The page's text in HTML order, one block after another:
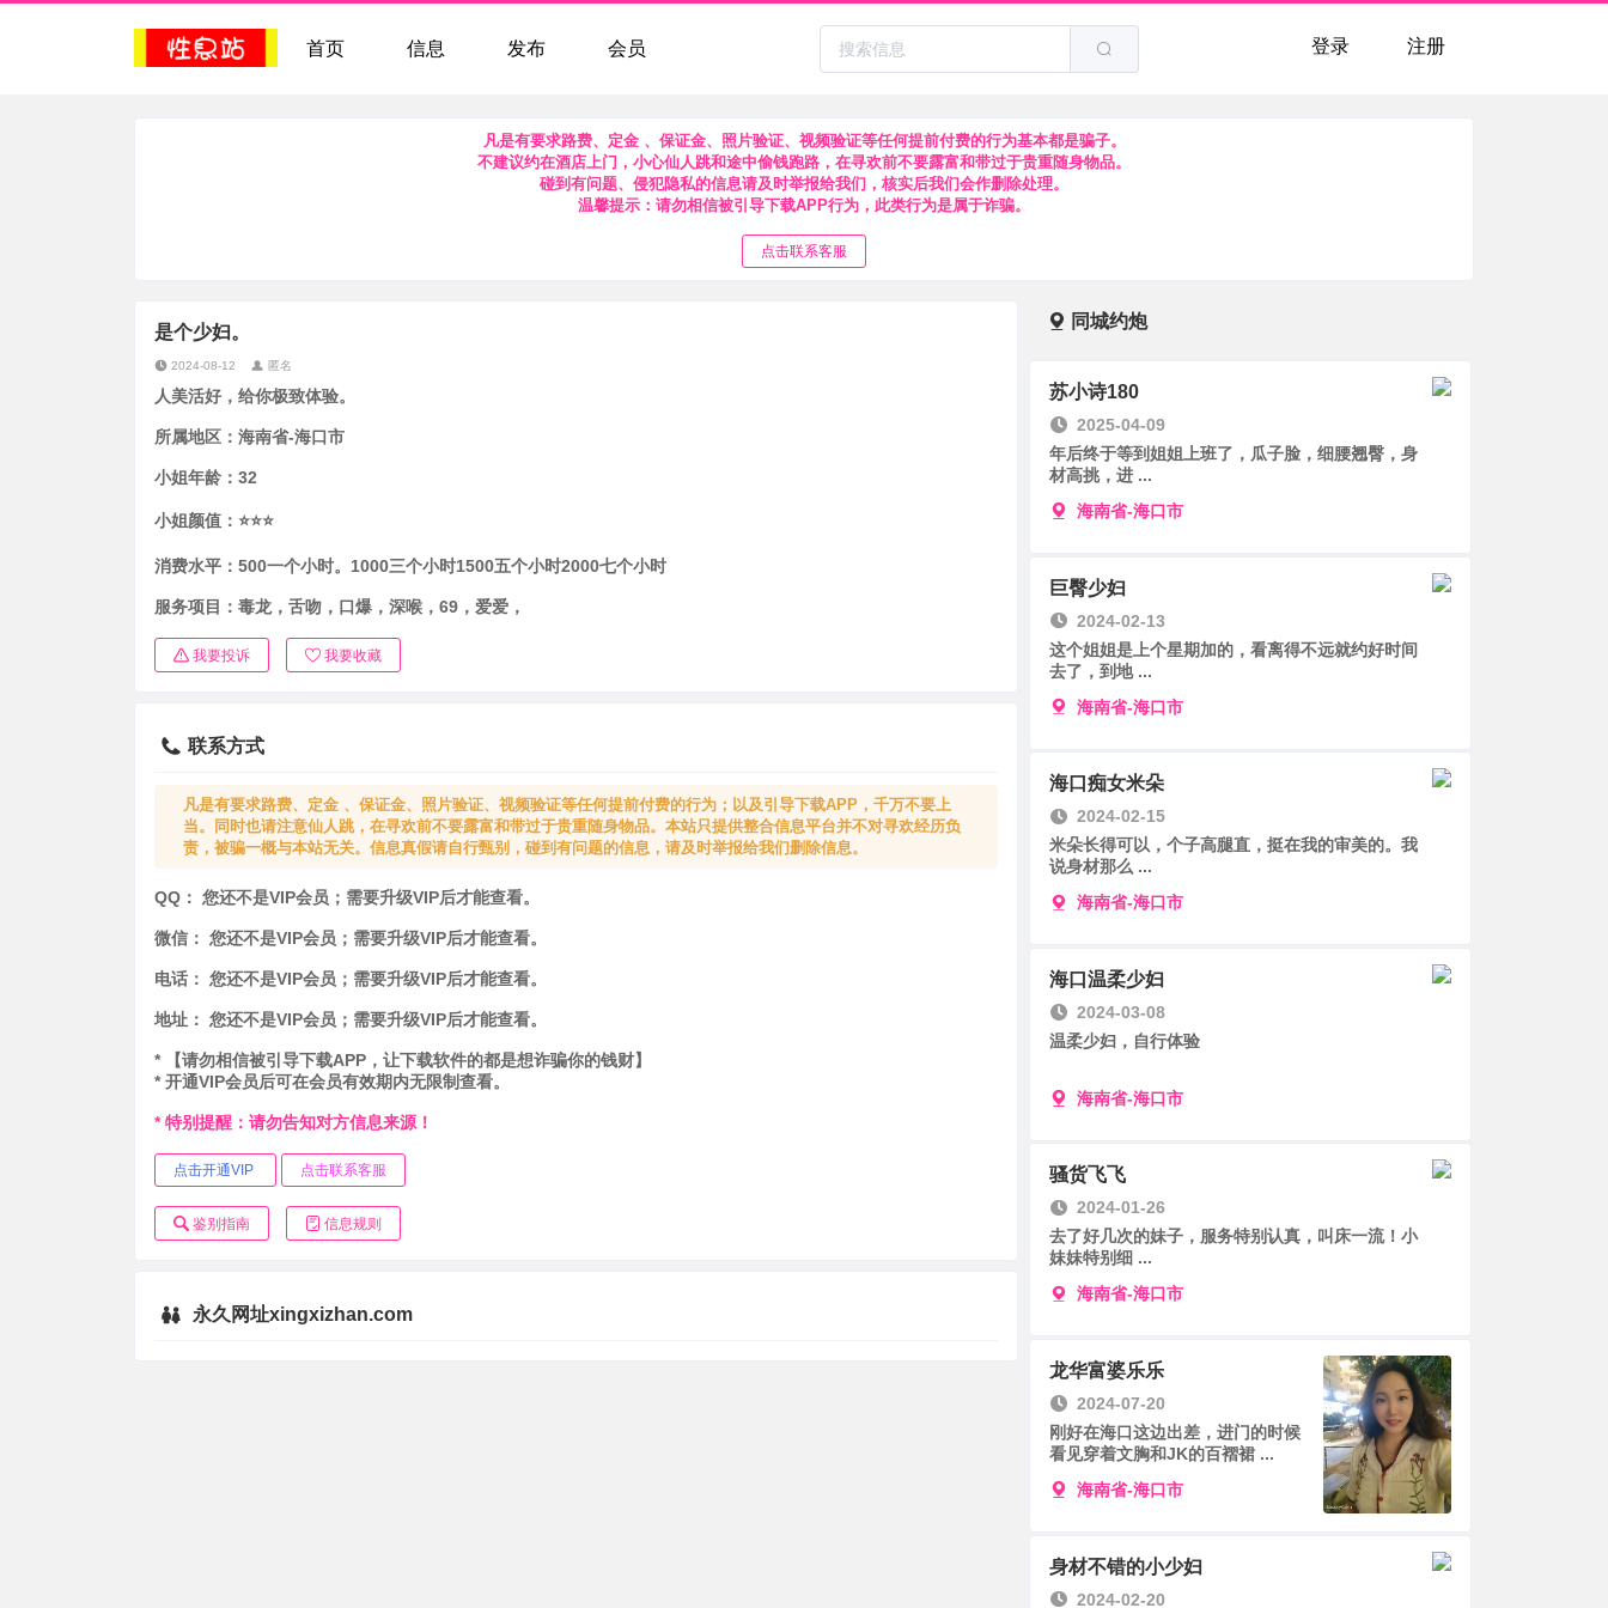
首页 信息 发布 会员 登录 注册
凡是有要求路费、定金 、保证金、照片验证、视频验证等任何提前付费的行为基本都是骗子。
不建议约在酒店上门，小心仙人跳和途中偷钱跑路，在寻欢前不要露富和带过于贵重随身物品。
碰到有问题、侵犯隐私的信息请及时举报给我们，核实后我们会作删除处理。
温馨提示：请勿相信被引导下载APP行为，此类行为是属于诈骗。
点击联系客服
是个少妇。
2024-08-12 匿名
人美活好，给你极致体验。
所属地区： 海南省-海口市
小姐年龄： 32
小姐颜值： ⭐⭐⭐
消费水平： 500一个小时。1000三个小时1500五个小时2000七个小时
服务项目： 毒龙，舌吻，口爆，深喉，69，爱爱，
我要投诉 我要收藏
联系方式
凡是有要求路费、定金 、保证金、照片验证、视频验证等任何提前付费的行为；以及引导下载APP，千万不要上
当。同时也请注意仙人跳，在寻欢前不要露富和带过于贵重随身物品。本站只提供整合信息平台并不对寻欢经历负
责，被骗一概与本站无关。信息真假请自行甄别，碰到有问题的信息，请及时举报给我们删除信息。
QQ： 您还不是VIP会员；需要升级VIP后才能查看。
微信： 您还不是VIP会员；需要升级VIP后才能查看。
电话： 您还不是VIP会员；需要升级VIP后才能查看。
地址： 您还不是VIP会员；需要升级VIP后才能查看。
* 【请勿相信被引导下载APP，让下载软件的都是想诈骗你的钱财】
* 开通VIP会员后可在会员有效期内无限制查看。
* 特别提醒：请勿告知对方信息来源！
点击开通VIP 点击联系客服
鉴别指南 信息规则
永久网址xingxizhan.com
同城约炮
苏小诗180
2025-04-09
年后终于等到姐姐上班了，瓜子脸，细腰翘臀，身
材高挑，进 ...
海南省-海口市
巨臀少妇
2024-02-13
这个姐姐是上个星期加的，看离得不远就约好时间
去了，到地 ...
海南省-海口市
海口痴女米朵
2024-02-15
米朵长得可以，个子高腿直，挺在我的审美的。我
说身材那么 ...
海南省-海口市
海口温柔少妇
2024-03-08
温柔少妇，自行体验
海南省-海口市
骚货飞飞
2024-01-26
去了好几次的妹子，服务特别认真，叫床一流！小
妹妹特别细 ...
海南省-海口市
龙华富婆乐乐
2024-07-20
刚好在海口这边出差，进门的时候
看见穿着文胸和JK的百褶裙 ...
海南省-海口市
身材不错的小少妇
2024-02-20